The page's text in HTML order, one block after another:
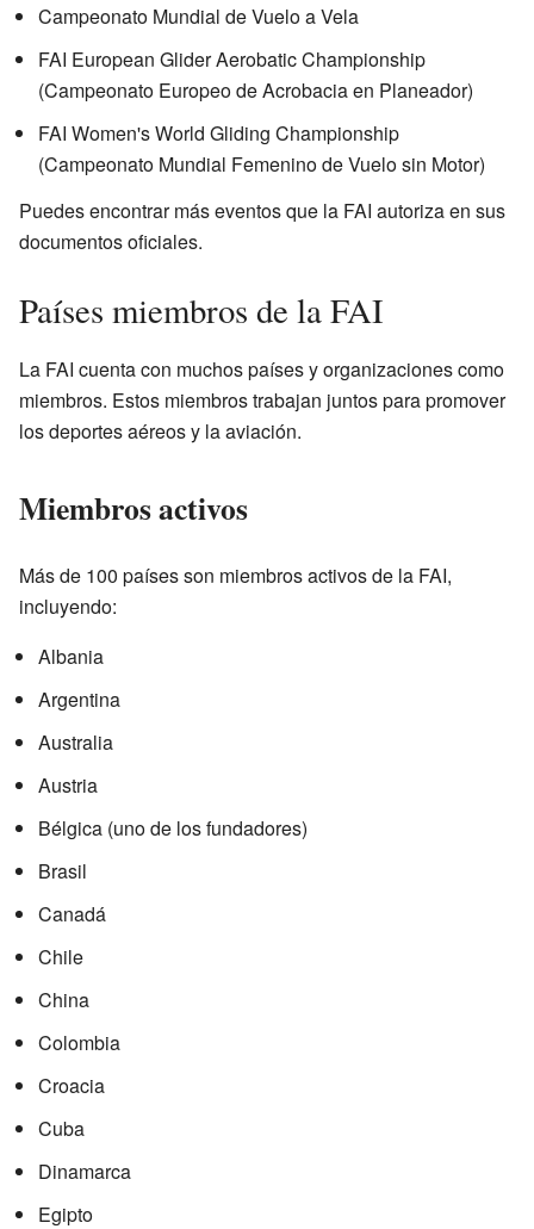
Campeonato Mundial de Vuelo a Vela
FAI European Glider Aerobatic Championship
(Campeonato Europeo de Acrobacia en Planeador)
FAI Women's World Gliding Championship
(Campeonato Mundial Femenino de Vuelo sin Motor)
Puedes encontrar más eventos que la FAI autoriza en sus
documentos oficiales.
Países miembros de la FAI
La FAI cuenta con muchos países y organizaciones como
miembros. Estos miembros trabajan juntos para promover
los deportes aéreos y la aviación.
Miembros activos
Más de 100 países son miembros activos de la FAI,
incluyendo:
Albania
Argentina
Australia
Austria
Bélgica (uno de los fundadores)
Brasil
Canadá
Chile
China
Colombia
Croacia
Cuba
Dinamarca
Egipto